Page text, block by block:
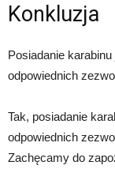
Konkluzja
Posiadanie
odpowiednich
Tak, posiadanie
odpowiednich
Zachęcamy do